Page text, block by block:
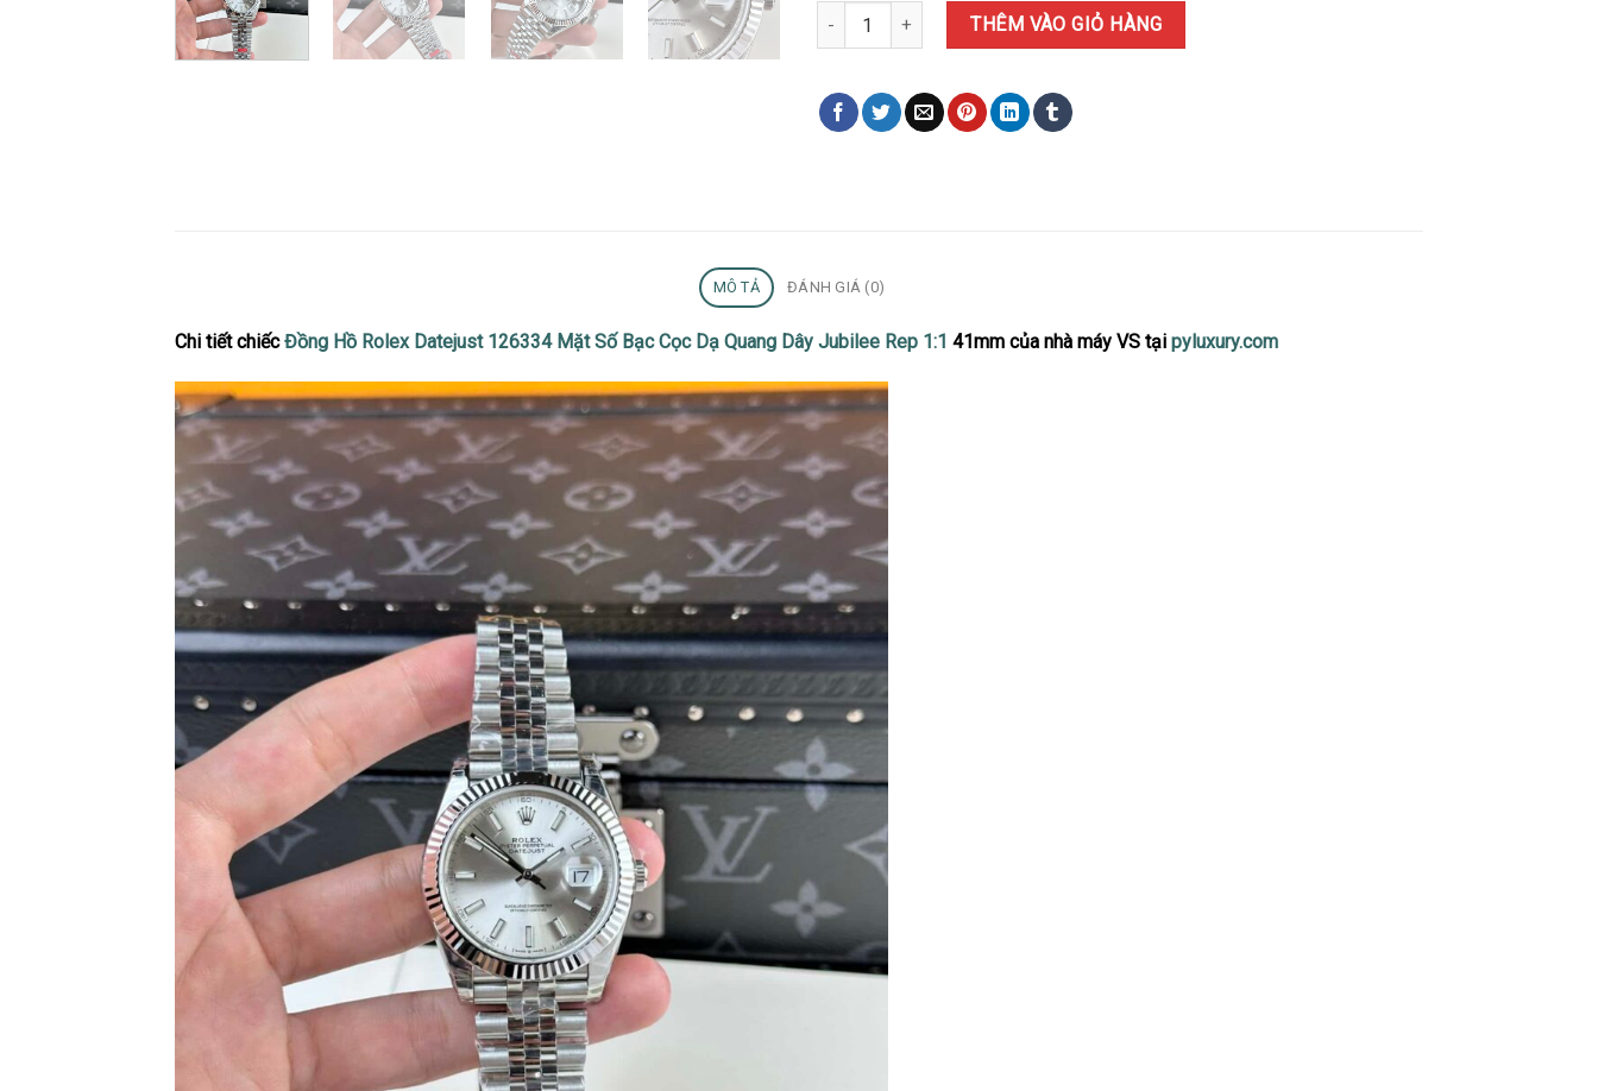
Đồng Hồ Rolex Datejust 126334 Mặt Số Bạc Cọc Dạ Quang Dây Jubilee Rep 1:1 VSF Cao Nhất 41mm
THÊM VÀO GIỎ HÀNG
MÔ TẢ ĐÁNH GIÁ (0)
Chi tiết chiếcĐồng Hồ Rolex Datejust 126334 Mặt Số Bạc Cọc Dạ Quang Dây Jubilee Rep 1:1 41mm của nhà máy VS tại pyluxury.com